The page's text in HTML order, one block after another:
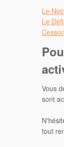
Le
Le
Vous
sont
tout